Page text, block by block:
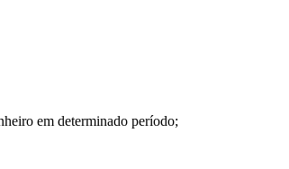
em determinado período;